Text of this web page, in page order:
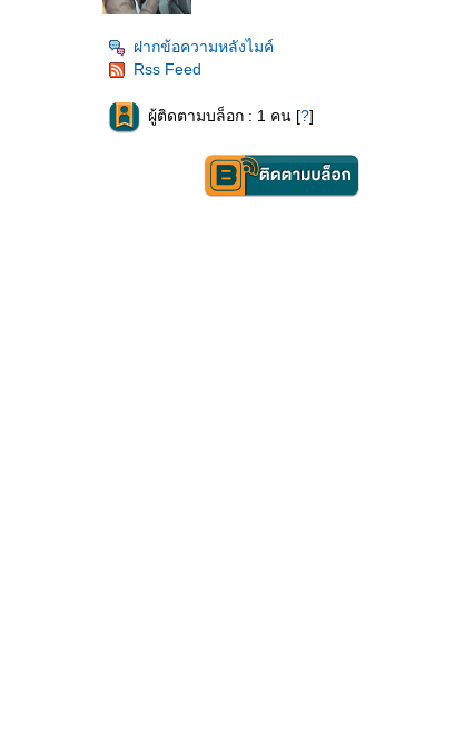
ฝากข้อความหลังไมค์
Rss Feed
ผู้ติดตามบล็อก : 1 คน [?]